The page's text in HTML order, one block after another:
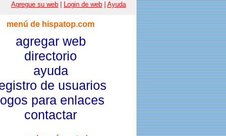
Agregue su web Login de web Ayuda